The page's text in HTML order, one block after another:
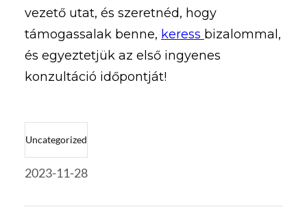
vezető utat, és szeretnéd, hogy
támogassalak benne, keress bizalommal,
és egyeztetjük az első ingyenes
konzultáció időpontját!
Uncategorized
2023-11-28